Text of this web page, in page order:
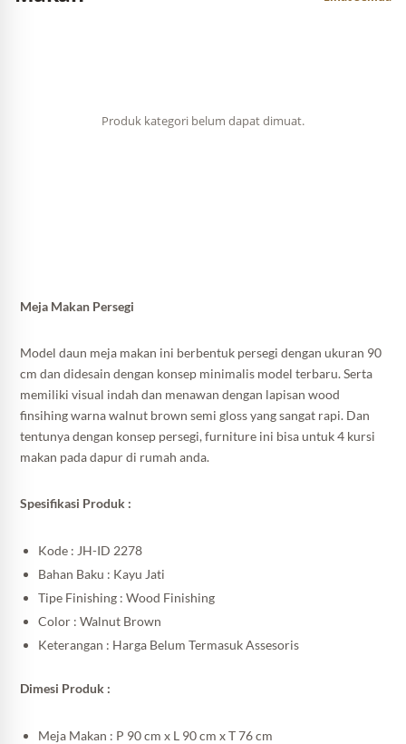
Produk kategori belum dapat dimuat.
Meja Makan Persegi
Model daun meja makan ini berbentuk persegi dengan ukuran 90
cm dan didesain dengan konsep minimalis model terbaru. Serta
memiliki visual indah dan menawan dengan lapisan wood
finsihing warna walnut brown semi gloss yang sangat rapi. Dan
tentunya dengan konsep persegi, furniture ini bisa untuk 4 kursi
makan pada dapur di rumah anda.
Spesifikasi Produk :
Kode : JH-ID 2278
Bahan Baku : Kayu Jati
Tipe Finishing : Wood Finishing
Color : Walnut Brown
Keterangan : Harga Belum Termasuk Assesoris
Dimesi Produk :
Meja Makan : P 90 cm x L 90 cm x T 76 cm